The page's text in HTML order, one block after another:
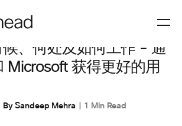
、何处及如何工作 - 通
Microsoft 获得更好的用
BySandeep Mehra 1 Min Read